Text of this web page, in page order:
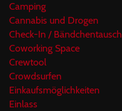
Camping
Cannabis und Drogen
Check-In / Bändchentausch
Coworking Space
Crewtool
Crowdsurfen
Einkaufsmöglichkeiten
Einlass